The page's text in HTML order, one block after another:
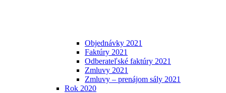
Objednávky 2021
Faktúry 2021
Odberateľské faktúry 2021
Zmluvy 2021
Zmluvy – prenájom sály 2021
Rok 2020